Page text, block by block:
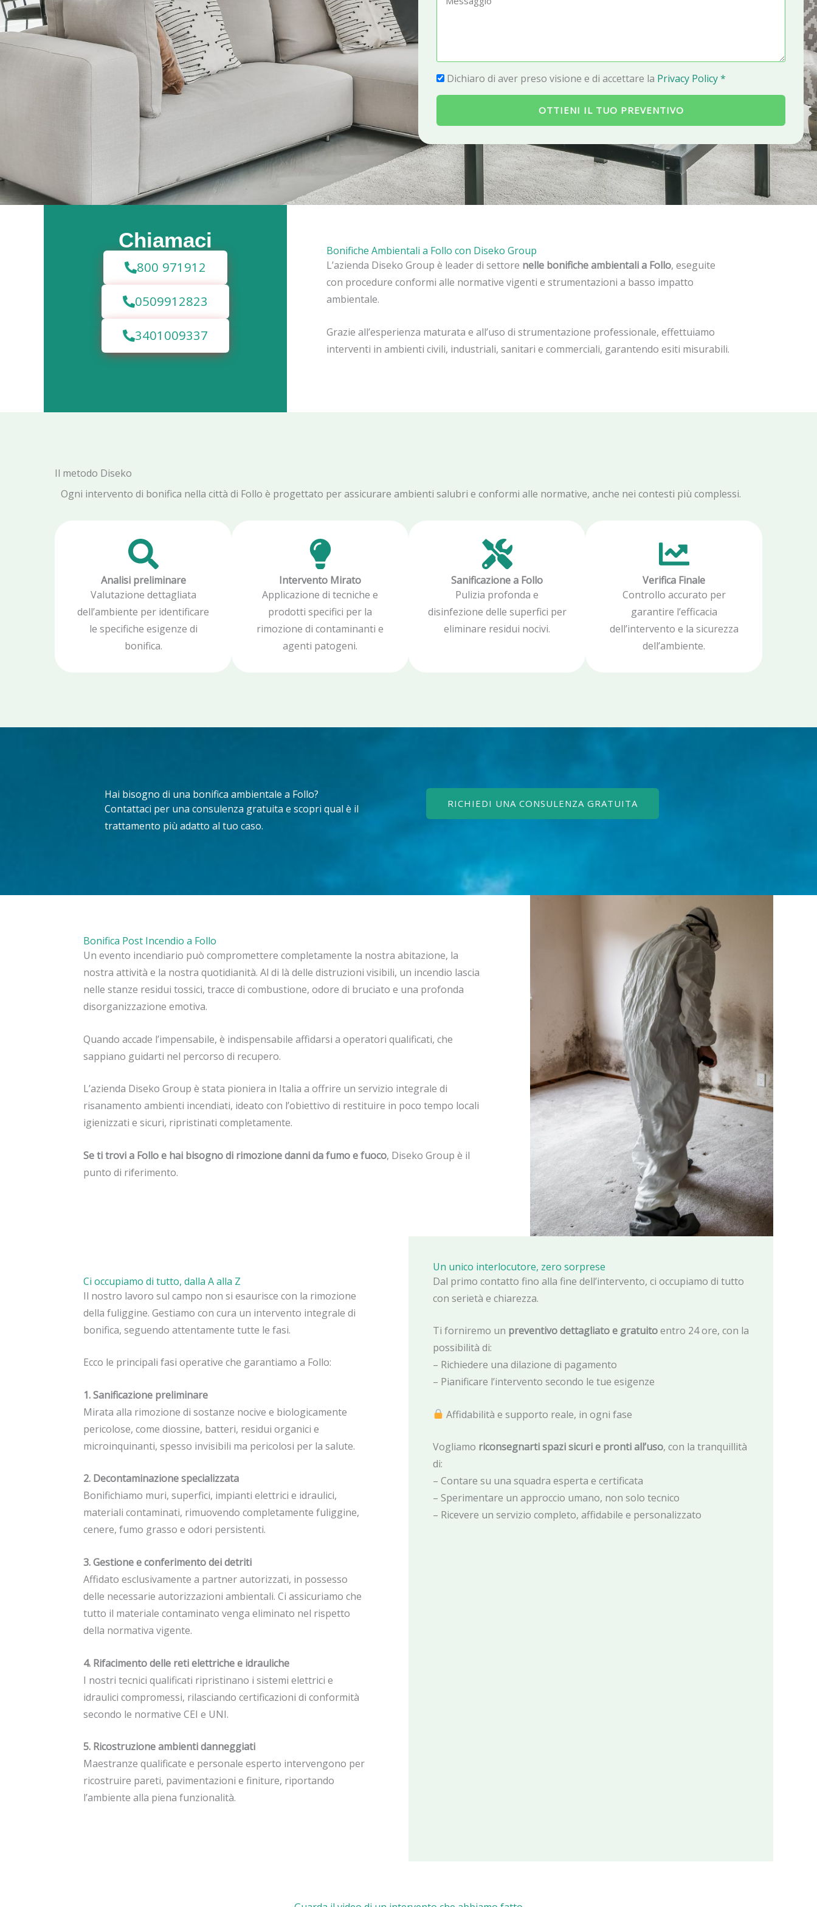
n
o
g
g
P
r
v
a
y
Dichiaro di aver preso visione e di accettare la Privacy Policy *
OTTIENI IL TUO PREVENTIVO
Chiamaci
800 971912
0509912823
3401009337
Bonifiche Ambientali a Follo con Diseko Group
L’azienda Diseko Group è leader di settore nelle bonifiche ambientali a Follo, eseguite
con procedure conformi alle normative vigenti e strumentazioni a basso impatto
ambientale.
Grazie all’esperienza maturata e all’uso di strumentazione professionale, effettuiamo
interventi in ambienti civili, industriali, sanitari e commerciali, garantendo esiti misurabili.
Il metodo Diseko
Ogni intervento di bonifica nella città di Follo è progettato per assicurare ambienti salubri e conformi alle normative, anche nei contesti più complessi.
Analisi preliminare
Valutazione dettagliata
dell’ambiente per identificare
le specifiche esigenze di
bonifica.
Intervento Mirato
Applicazione di tecniche e
prodotti specifici per la
rimozione di contaminanti e
agenti patogeni.
Sanificazione a Follo
Pulizia profonda e
disinfezione delle superfici per
eliminare residui nocivi.
Verifica Finale
Controllo accurato per
garantire l’efficacia
dell’intervento e la sicurezza
dell’ambiente.
Hai bisogno di una bonifica ambientale a Follo?
Contattaci per una consulenza gratuita e scopri qual è il
trattamento più adatto al tuo caso.
RICHIEDI UNA CONSULENZA GRATUITA
Bonifica Post Incendio a Follo
Un evento incendiario può compromettere completamente la nostra abitazione, la
nostra attività e la nostra quotidianità. Al di là delle distruzioni visibili, un incendio lascia
nelle stanze residui tossici, tracce di combustione, odore di bruciato e una profonda
disorganizzazione emotiva.
Quando accade l’impensabile, è indispensabile affidarsi a operatori qualificati, che
sappiano guidarti nel percorso di recupero.
L’azienda Diseko Group è stata pioniera in Italia a offrire un servizio integrale di
risanamento ambienti incendiati, ideato con l’obiettivo di restituire in poco tempo locali
igienizzati e sicuri, ripristinati completamente.
Se ti trovi a Follo e hai bisogno di rimozione danni da fumo e fuoco, Diseko Group è il
punto di riferimento.
Ci occupiamo di tutto, dalla A alla Z
Il nostro lavoro sul campo non si esaurisce con la rimozione
della fuliggine. Gestiamo con cura un intervento integrale di
bonifica, seguendo attentamente tutte le fasi.
Ecco le principali fasi operative che garantiamo a Follo:
1. Sanificazione preliminare
Mirata alla rimozione di sostanze nocive e biologicamente
pericolose, come diossine, batteri, residui organici e
microinquinanti, spesso invisibili ma pericolosi per la salute.
2. Decontaminazione specializzata
Bonifichiamo muri, superfici, impianti elettrici e idraulici,
materiali contaminati, rimuovendo completamente fuliggine,
cenere, fumo grasso e odori persistenti.
3. Gestione e conferimento dei detriti
Affidato esclusivamente a partner autorizzati, in possesso
delle necessarie autorizzazioni ambientali. Ci assicuriamo che
tutto il materiale contaminato venga eliminato nel rispetto
della normativa vigente.
4. Rifacimento delle reti elettriche e idrauliche
I nostri tecnici qualificati ripristinano i sistemi elettrici e
idraulici compromessi, rilasciando certificazioni di conformità
secondo le normative CEI e UNI.
5. Ricostruzione ambienti danneggiati
Maestranze qualificate e personale esperto intervengono per
ricostruire pareti, pavimentazioni e finiture, riportando
l’ambiente alla piena funzionalità.
Un unico interlocutore, zero sorprese
Dal primo contatto fino alla fine dell’intervento, ci occupiamo di tutto
con serietà e chiarezza.
Ti forniremo un preventivo dettagliato e gratuitoentro 24 ore, con la
possibilità di:
– Richiedere una dilazione di pagamento
– Pianificare l’intervento secondo le tue esigenze
Affidabilità e supporto reale, in ogni fase
Vogliamo riconsegnarti spazi sicuri e pronti all’uso, con la tranquillità
di:
– Contare su una squadra esperta e certificata
– Sperimentare un approccio umano, non solo tecnico
– Ricevere un servizio completo, affidabile e personalizzato